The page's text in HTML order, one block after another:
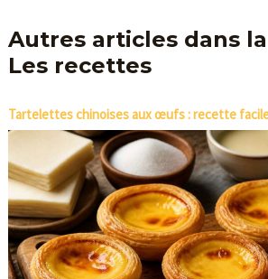
Autres articles dans
Les recettes
Tartelettes chinoises aux œufs : recette